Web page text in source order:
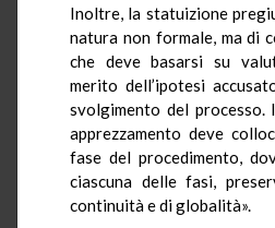
Inoltre, la statuizione
natura non formale, ma di
che deve basarsi su
merito dell’ipotesi
svolgimento del processo.
apprezzamento deve
fase del procedimento,
ciascuna delle fasi,
continuità e di globalità».